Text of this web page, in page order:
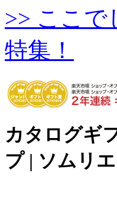
>> ここ
特集！
カタログギ
プ | ソムリ